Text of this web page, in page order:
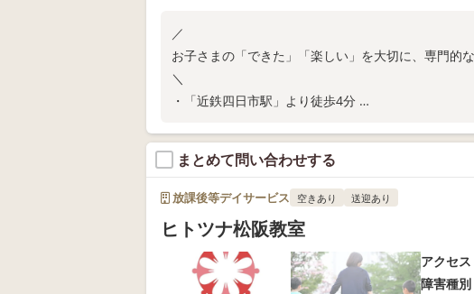
／
お子さまの「できた」「楽しい」を大切に、専門的
＼
・「近鉄四日市駅」より徒歩4分
・保育所等訪問支援
教室の空き状況や無料体験については、以下よりお問
まとめて問い合わせする
放課後等デイサービス 空きあり 送迎あり
ヒトツナ松阪教室
アクセス
障害種別